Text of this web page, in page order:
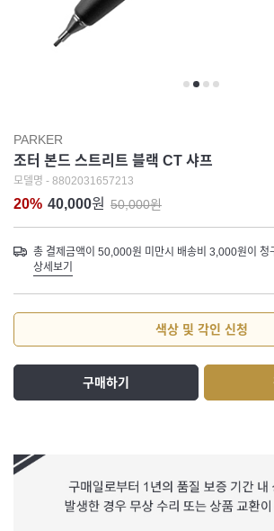
PARKER
조터 본드 스트리트 블랙 CT 샤프
모델명 - 8802031657213
20% 40,000원 50,000원
총 결제금액이 50,000원 미만시 배송비 3,000원이 청
상세보기
색상 및 각인 신청
구매하기